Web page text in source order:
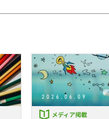
メディア掲載